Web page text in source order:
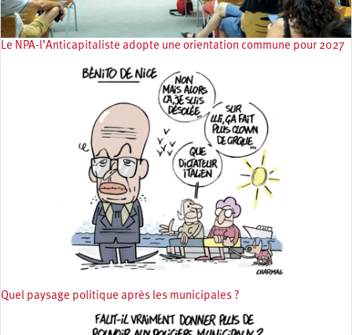
Le NPA-l’Anticapitaliste adopte une orientation commune pour 2027
Quel paysage politique après les municipales ?